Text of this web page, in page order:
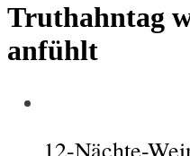
Truthahntag
anfühlt
12-Nächte-